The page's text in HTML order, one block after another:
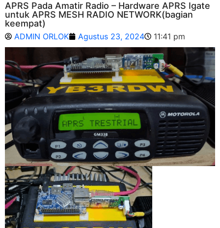
APRS Pada Amatir Radio – Hardware APRS Igate
untuk APRS MESH RADIO NETWORK(bagian
keempat)
ADMIN ORLOK Agustus 23, 2024 11:41 pm